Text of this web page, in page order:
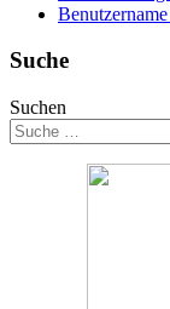
Suche
Suchen